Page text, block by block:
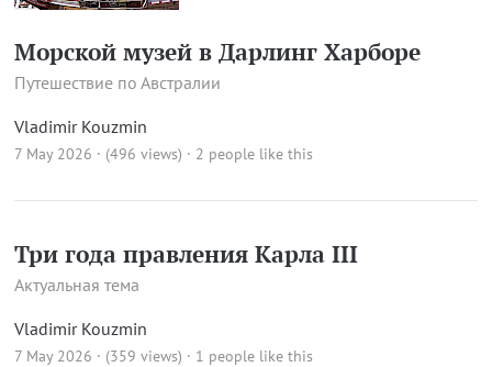
Морской музей в Дарлинг Харборе
Путешествие по Австралии
Vladimir Kouzmin
7 May 2026 · (496 views) · 2 people like this
Три года правления Карла III
Актуальная тема
Vladimir Kouzmin
7 May 2026 · (359 views) · 1 people like this